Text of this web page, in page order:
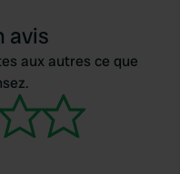
avis
aux autres ce que